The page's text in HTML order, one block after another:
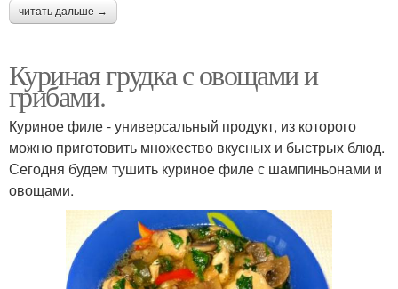
читать дальше →
Куриная грудка с овощами и
грибами.
Куриное филе - универсальный продукт, из которого
можно приготовить множество вкусных и быстрых блюд.
Сегодня будем тушить куриное филе с шампиньонами и
овощами.